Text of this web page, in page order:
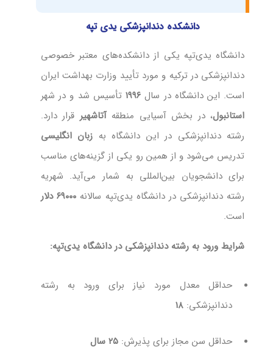
دانشکده دندانپزشکی یدی تپه
دانشگاه یدی‌تپه یکی از دانشکده‌های معتبر خصوصی
دندانپزشکی در ترکیه و مورد تأیید وزارت بهداشت ایران
است. این دانشگاه در سال ۱۹۹۶تأسیس شد و در شهر
استانبول، در بخش آسیایی منطقهآتا‌شهیر قرار دارد.
رشته دندانپزشکی در این دانشگاه به زبان انگلیسی
تدریس می‌شود و از همین رو یکی از گزینه‌های مناسب
برای دانشجویان بین‌المللی به شمار می‌آید. شهریه
رشته دندانپزشکی در دانشگاه یدی‌تپه سالانه ۶۹۰۰۰ دلار
است.
شرایط ورود به رشته دندانپزشکی در دانشگاه یدی‌تپه:
حداقل معدل مورد نیاز برای ورود به رشته
دندانپزشکی: ۱۸
حداقل سن مجاز برای پذیرش: ۲۵ سال